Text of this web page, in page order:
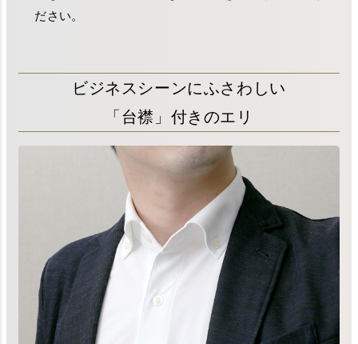
ださい。
ビジネスシーンにふさわしい
「台襟」付きのエリ